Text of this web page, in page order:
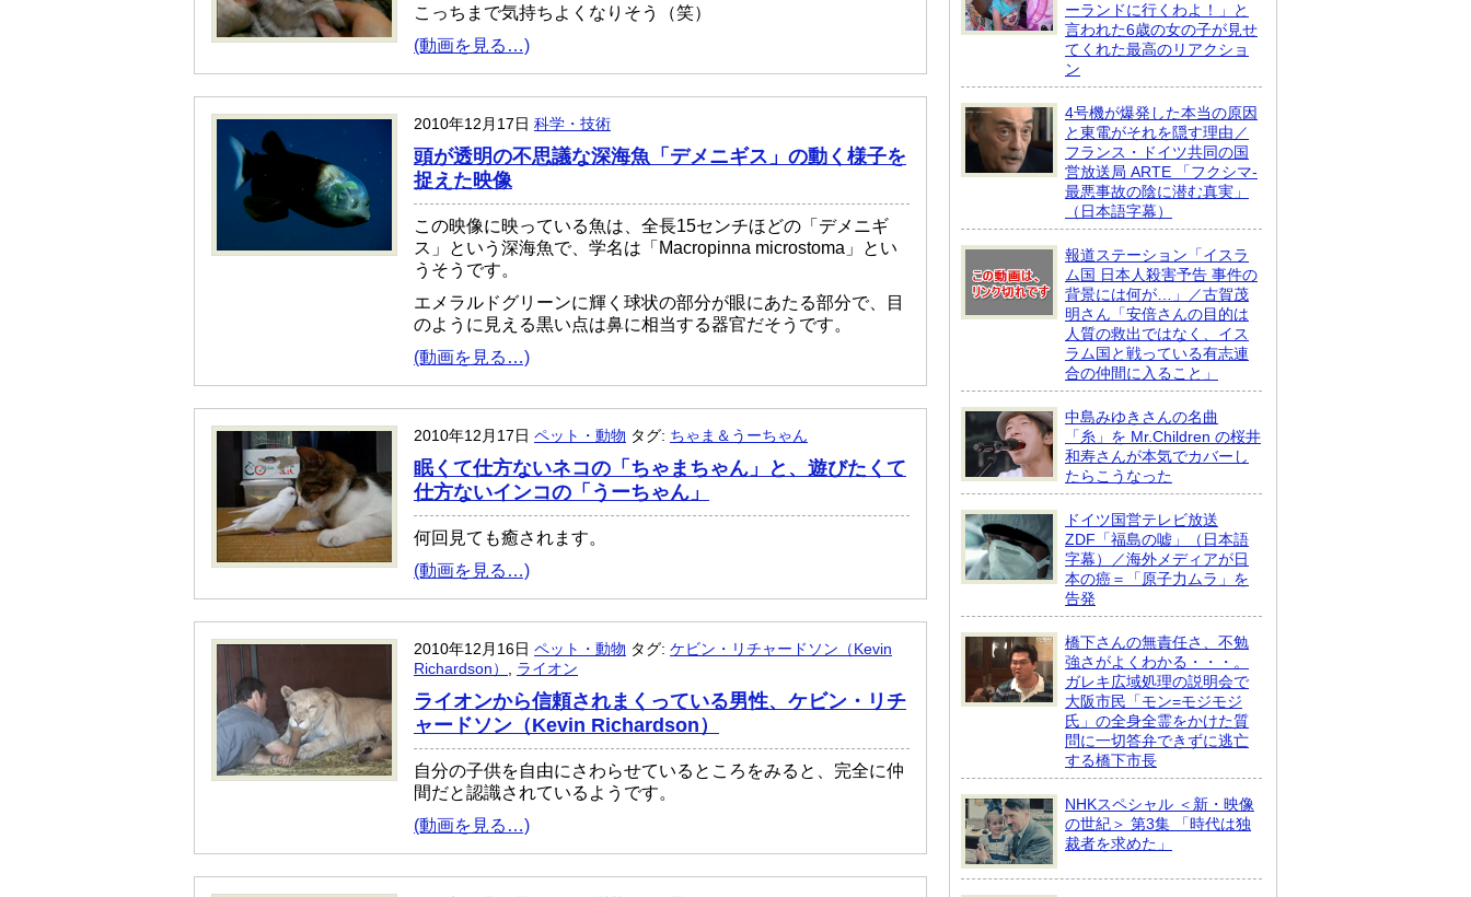
こっちまで気持ちよくなりそう（笑）
(動画を見る…)
2010年12月17日 科学・技術
頭が透明の不思議な深海魚「デメニギス」の動く様子を
捉えた映像
この映像に映っている魚は、全長15センチほどの「デメニギ
ス」という深海魚で、学名は「Macropinna microstoma」とい
うそうです。
エメラルドグリーンに輝く球状の部分が眼にあたる部分で、目
のように見える黒い点は鼻に相当する器官だそうです。
(動画を見る…)
2010年12月17日 ペット・動物 タグ: ちゃま＆うーちゃん
眠くて仕方ないネコの「ちゃまちゃん」と、遊びたくて
仕方ないインコの「うーちゃん」
何回見ても癒されます。
(動画を見る…)
2010年12月16日 ペット・動物 タグ: ケビン・リチャードソン（Kevin
Richardson）
ライオン
ライオンから信頼されまくっている男性、ケビン・リチ
ャードソン（Kevin Richardson）
自分の子供を自由にさわらせているところをみると、完全に仲
間だと認識されているようです。
(動画を見る…)
ーランドに行くわよ！」と
言われた6歳の女の子が見せ
てくれた最高のリアクショ
ン
4号機が爆発した本当の原因
と東電がそれを隠す理由／
フランス・ドイツ共同の国
営放送局 ARTE 「フクシマ-
最悪事故の陰に潜む真実」
（日本語字幕）
報道ステーション「イスラ
ム国 日本人殺害予告 事件の
背景には何が…」／古賀茂
明さん「安倍さんの目的は
人質の救出ではなく、イス
ラム国と戦っている有志連
合の仲間に入ること」
中島みゆきさんの名曲
「糸」を Mr.Children の桜井
和寿さんが本気でカバーし
たらこうなった
ドイツ国営テレビ放送
ZDF「福島の嘘」（日本語
字幕）／海外メディアが日
本の癌＝「原子力ムラ」を
告発
橋下さんの無責任さ、不勉
強さがよくわかる・・・。
ガレキ広域処理の説明会で
大阪市民「モン=モジモジ
氏」の全身全霊をかけた質
問に一切答弁できずに逃亡
する橋下市長
NHKスペシャル ＜新・映像
の世紀＞ 第3集 「時代は独
裁者を求めた」